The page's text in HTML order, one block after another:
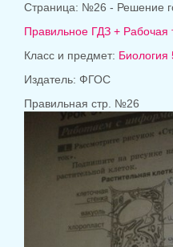
Страница: №26 - Решение
Правильное ГДЗ + Рабочая
Класс и предмет: Биология
Издатель: ФГОС
Правильная стр. №26